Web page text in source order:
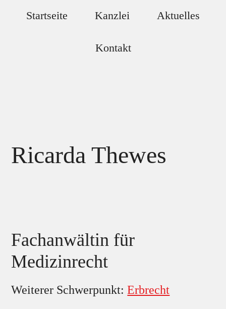
Startseite Kanzlei Aktuelles
Kontakt
Ricarda Thewes
Fachanwältin für
Medizinrecht
Weiterer Schwerpunkt:Erbrecht